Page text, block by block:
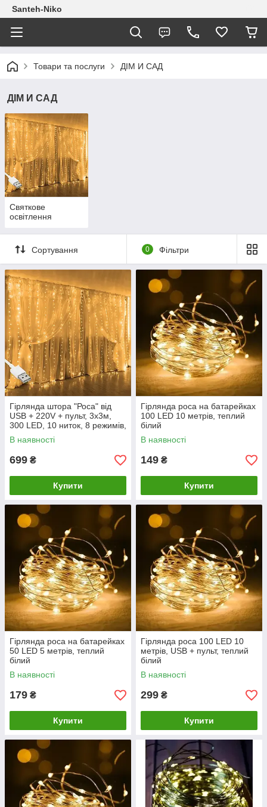
Santeh-Niko
Товари та послуги ДІМ И САД
ДІМ И САД
Святкове
освітлення
Сортування 0 Фільтри
Гірлянда штора "Роса" від
USB + 220V + пульт, 3x3м,
300 LED, 10 ниток, 8 режимів,
IP44
В наявності
699 ₴
Купити
Гірлянда роса на батарейках
100 LED 10 метрів, теплий
білий
В наявності
149 ₴
Купити
Гірлянда роса на батарейках
50 LED 5 метрів, теплий
білий
В наявності
179 ₴
Купити
Гірлянда роса 100 LED 10
метрів, USB + пульт, теплий
білий
В наявності
299 ₴
Купити